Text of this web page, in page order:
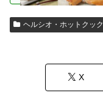
ヘルシオ・ホットクック
X